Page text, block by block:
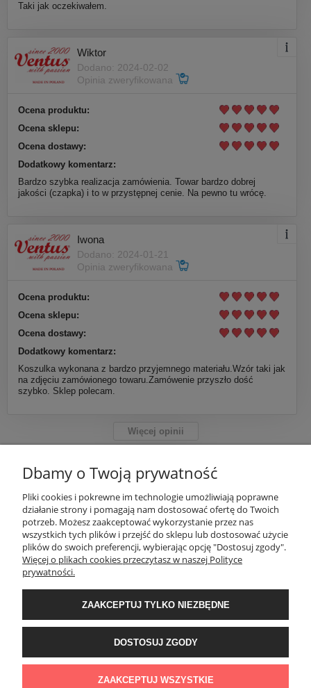
Taki jak oczekiwałem.
Wiktor
Dodano: 2024-02-02
Opinia zweryfikowana
Ocena produktu:
Ocena sklepu:
Ocena dostawy:
Dodatkowy komentarz:
Bardzo szybka realizacja zamówienia. Towar bardzo dobrej
jakości (czapka) i to w przystępnej cenie. Na pewno tu wrócę.
Iwona
Dodano: 2024-01-21
Opinia zweryfikowana
Ocena produktu:
Ocena sklepu:
Ocena dostawy:
Dodatkowy komentarz:
Koszulka wykonana z bardzo przyjemnego materiału.Wzór taki jak
na zdjęciu zamówionego towaru.Zamówenie przyszło dość
szybko. Sklep polecam.
Więcej opinii
INFORMACJE
OBSŁUGA KLIENTA
Ventus Collection | ul. Chmieleniec 2A/LU2 | 30-348 Kraków | woj.
Grupa Ventus 2025
Dbamy o Twoją prywatność
Pliki cookies i pokrewne im technologie umożliwiają poprawne
działanie strony i pomagają nam dostosować ofertę do Twoich
potrzeb. Możesz zaakceptować wykorzystanie przez nas
wszystkich tych plików i przejść do sklepu lub dostosować użycie
plików do swoich preferencji, wybierając opcję "Dostosuj zgody".
Więcej o plikach cookies przeczytasz w naszej Polityce
prywatności.
ZAAKCEPTUJ TYLKO NIEZBĘDNE
DOSTOSUJ ZGODY
ZAAKCEPTUJ WSZYSTKIE